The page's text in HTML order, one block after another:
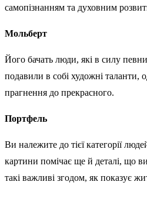
самопізнанням та духовним
Мольберт
Його бачать люди, які в силу
подавили в собі художні таланти,
прагнення до прекрасного.
Портфель
Ви належите до тієї категорії
картини помічає ще й деталі, що
такі важливі згодом, як показує